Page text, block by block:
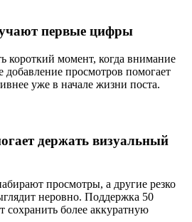
первые цифры
короткий момент, когда внимание
добавление просмотров помогает
уже в начале жизни поста.
держать визуальный
просмотры, а другие резко
неровно. Поддержка 50
сохранить более аккуратную